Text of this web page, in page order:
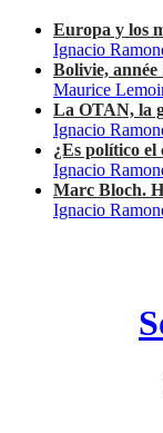
Europa y los
Ignacio
Bolivie, année
Maurice
La OTAN, la
Ignacio
¿Es político el
Ignacio
Marc Bloch.
Ignacio